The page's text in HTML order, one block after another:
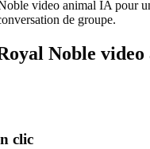
video animal IA pour
de groupe.
Noble
clic